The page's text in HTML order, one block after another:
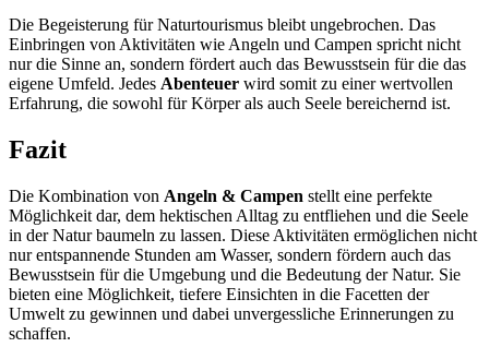
Die Begeisterung für Naturtourismus bleibt ungebrochen. Das
Einbringen von Aktivitäten wie Angeln und Campen spricht nicht
nur die Sinne an, sondern fördert auch das Bewusstsein für die das
eigene Umfeld. Jedes Abenteuer wird somit zu einer wertvollen
Erfahrung, die sowohl für Körper als auch Seele bereichernd ist.
Fazit
Die Kombination von Angeln & Campen stellt eine perfekte
Möglichkeit dar, dem hektischen Alltag zu entfliehen und die Seele
in der Natur baumeln zu lassen. Diese Aktivitäten ermöglichen nicht
nur entspannende Stunden am Wasser, sondern fördern auch das
Bewusstsein für die Umgebung und die Bedeutung der Natur. Sie
bieten eine Möglichkeit, tiefere Einsichten in die Facetten der
Umwelt zu gewinnen und dabei unvergessliche Erinnerungen zu
schaffen.